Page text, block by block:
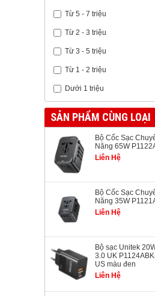
Từ 5 - 7 triệu
Từ 2 - 3 triệu
Từ 3 - 5 triệu
Từ 1 - 2 triệu
Dưới 1 triệu
SẢN PHẨM CÙNG LOẠI
Bộ Cốc Sạc
Năng 65W
Liên Hệ
Bộ Cốc Sạc
Năng 35W
Liên Hệ
Bộ sạc Unitek
3.0 UK
US màu đen
Liên Hệ